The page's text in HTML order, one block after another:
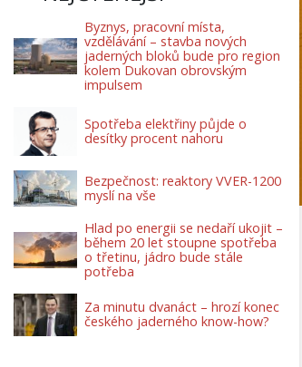
Byznys, pracovní místa,
vzdělávání – stavba nových
jaderných bloků bude pro region
kolem Dukovan obrovským
impulsem
Spotřeba elektřiny půjde o
desítky procent nahoru
Bezpečnost: reaktory VVER-1200
myslí na vše
Hlad po energii se nedaří ukojit –
během 20 let stoupne spotřeba
o třetinu, jádro bude stále
potřeba
Za minutu dvanáct – hrozí konec
českého jaderného know-how?